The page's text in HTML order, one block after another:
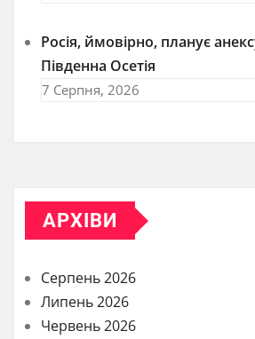
Росія, ймовірно, планує
Південна Осетія
7 Серпня, 2026
АРХІВИ
Серпень 2026
Липень 2026
Червень 2026